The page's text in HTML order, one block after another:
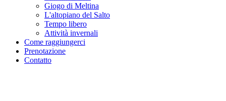
Giogo di Meltina
L'altopiano del Salto
Tempo libero
Attività invernali
Come raggiungerci
Prenotazione
Contatto